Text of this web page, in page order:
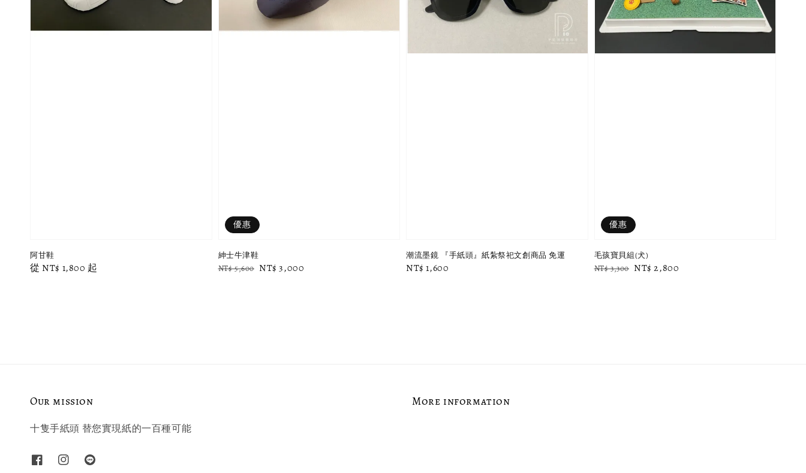
阿甘鞋
Regular
從 NT$ 1,800 起
優惠
紳士牛津鞋
Regular
NT$ 5,600 Sale
NT$ 3,000
潮流墨鏡 『手紙頭』紙紮祭祀文創商品 免運
Regular
NT$ 1,600
優惠
毛孩寶貝組(犬)
Regular
NT$ 3,300 Sale
NT$ 2,800
Our mission
十隻手紙頭 替您實現紙的一百種可能
More information